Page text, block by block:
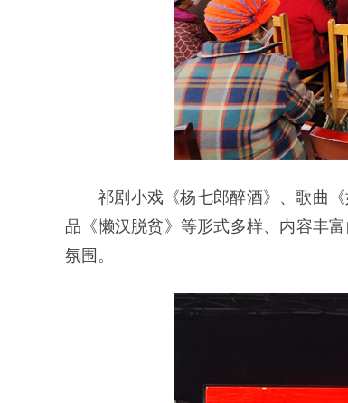
祁剧小戏《杨七郎醉酒》、歌曲
品《懒汉脱贫》等形式多样、内容丰
氛围。